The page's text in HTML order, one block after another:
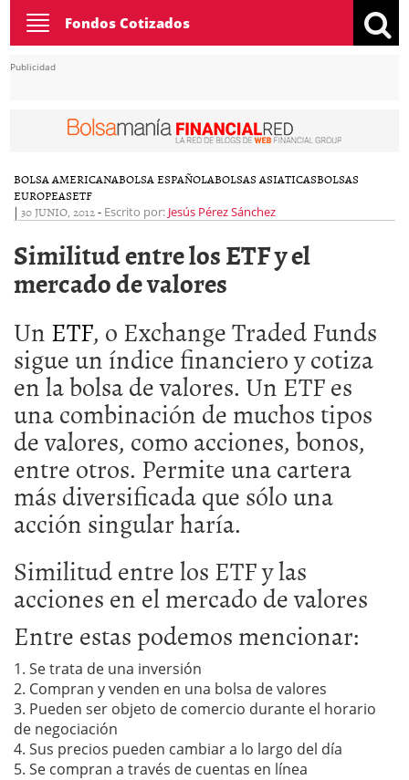
Toggle
navigation
Fondos Cotizados
Publicidad
BOLSA AMERICANABOLSA ESPAÑOLABOLSAS ASIATICASBOLSAS
EUROPEASETF
| 30 JUNIO, 2012- Escrito por: Jesús Pérez Sánchez
Similitud entre los ETF y el
mercado de valores
UnETF, o Exchange Traded Funds
sigue un índice financiero y cotiza
en la bolsa de valores. Un ETF es
una combinación de muchos tipos
de valores, como acciones, bonos,
entre otros. Permite una cartera
más diversificada que sólo una
acción singular haría.
Similitud entre los ETF y las
acciones en el mercado de valores
Entre estas podemos mencionar:
1. Se trata de una inversión
2. Compran y venden en una bolsa de valores
3. Pueden ser objeto de comercio durante el horario
de negociación
4. Sus precios pueden cambiar a lo largo del día
5. Se compran a través de cuentas en línea